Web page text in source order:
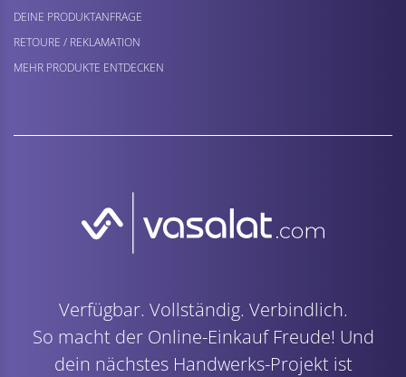
DEINE PRODUKTANFRAGE
RETOURE / REKLAMATION
MEHR PRODUKTE ENTDECKEN
Verfügbar. Vollständig. Verbindlich.
So macht der Online-Einkauf Freude! Und
dein nächstes Handwerks-Projekt ist